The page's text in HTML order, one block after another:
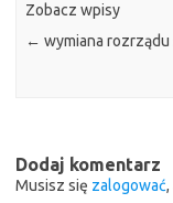
Zobacz wpisy
← wymiana
Dodaj komentarz
Musisz się zalogować